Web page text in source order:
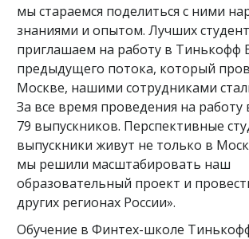
мы стараемся поделиться с ними
знаниями и опытом. Лучших
приглашаем на работу в Тинькофф
предыдущего потока, который
Москве, нашими сотрудниками
За все время проведения на
79 выпускников. Перспективные
выпускники живут не только в
мы решили масштабировать наш
образовательный проект и
других регионах России».
Обучение в Финтех-школе